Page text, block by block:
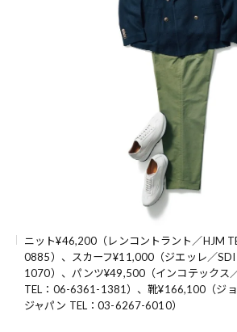
ニット¥46,200（レンコントラント／HJM
0885）、スカーフ¥11,000（ジエッレ／
1070）、パンツ¥49,500（インコテックス
TEL：06-6361-1381）、靴¥166,100（ジ
ジャパン TEL：03-6267-6010）